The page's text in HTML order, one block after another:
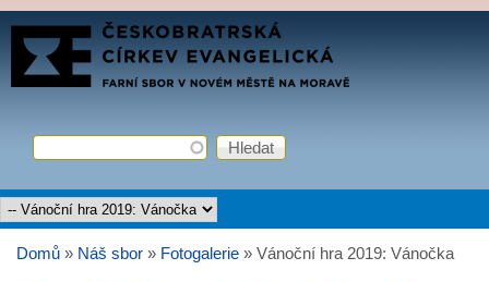
Přejít k hlavnímu obsahu
FARNÍ
SBOR
Vyhledávání
Hledat
Hlavní menu
Domů » Náš sbor » Fotogalerie » Vánoční hra 2019: Vánočka